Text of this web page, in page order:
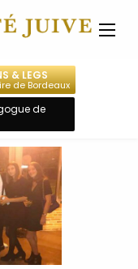
& LEGS
de Bordeaux
de